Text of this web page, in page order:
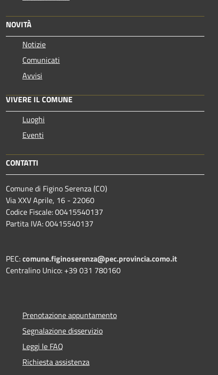
NOVITÀ
Notizie
Comunicati
Avvisi
VIVERE IL COMUNE
Luoghi
Eventi
CONTATTI
Comune di Figino Serenza (CO)
Via XXV Aprile, 16 - 22060
Codice Fiscale: 00415540137
Partita IVA: 00415540137
PEC:comune.figinoserenza@pec.provincia.como.it
Centralino Unico: +39 031 780160
Prenotazione appuntamento
Segnalazione disservizio
Leggi le FAQ
Richiesta assistenza